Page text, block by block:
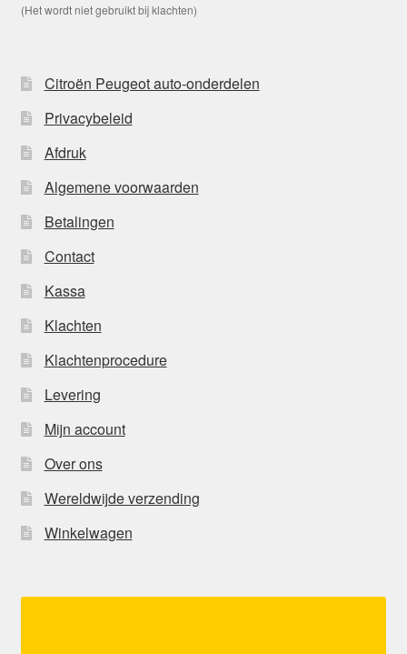
(Het wordt niet gebruikt bij klachten)
Citroën Peugeot auto-onderdelen
Privacybeleid
Afdruk
Algemene voorwaarden
Betalingen
Contact
Kassa
Klachten
Klachtenprocedure
Levering
Mijn account
Over ons
Wereldwijde verzending
Winkelwagen